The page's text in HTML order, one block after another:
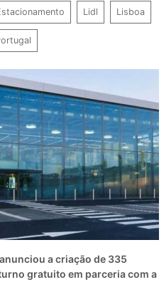
Lidl Lisboa
a criação de 335
gratuito em parceria com a